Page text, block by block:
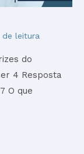
de leitura
do
4 Resposta
O que